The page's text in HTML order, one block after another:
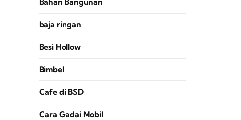
Bahan Bangunan
baja ringan
Besi Hollow
Bimbel
Cafe di BSD
Cara Gadai Mobil